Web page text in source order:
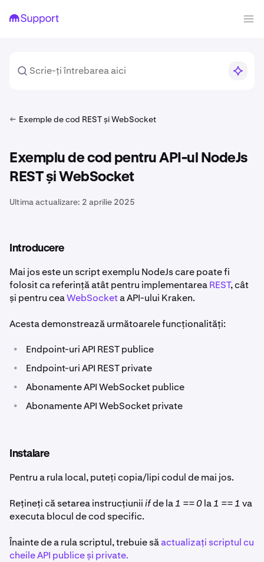
Exemple de cod REST și WebSocket
Exemplu de cod pentru API-ul NodeJs
REST și WebSocket
Ultima actualizare: 2 aprilie 2025
Introducere
Mai jos este un script exemplu NodeJs care poate fi
folosit ca referință atât pentru implementareaREST, cât
și pentru ceaWebSocketa API-ului Kraken.
Acesta demonstrează următoarele funcționalități:
• Endpoint-uri API REST publice
• Endpoint-uri API REST private
• Abonamente API WebSocket publice
• Abonamente API WebSocket private
Instalare
Pentru a rula local, puteți copia/lipi codul de mai jos.
Rețineți că setarea instrucțiuniiifde la1 == 0la1 == 1 va
executa blocul de cod specific.
Înainte de a rula scriptul, trebuie săactualizați scriptul cu
cheile API publice și private.